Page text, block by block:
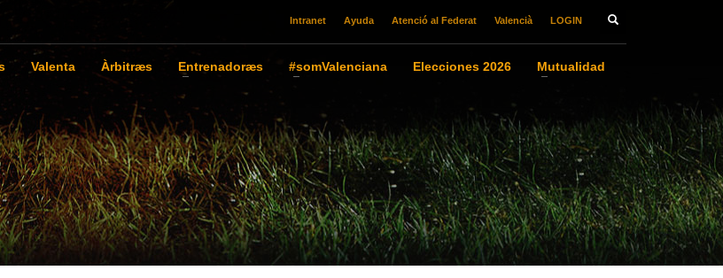
Intranet Ayuda Atenció al Federat Valencià LOGIN
Valenta Àrbitræs Entrenadoræs #somValenciana Elecciones 2026
Mutualidad